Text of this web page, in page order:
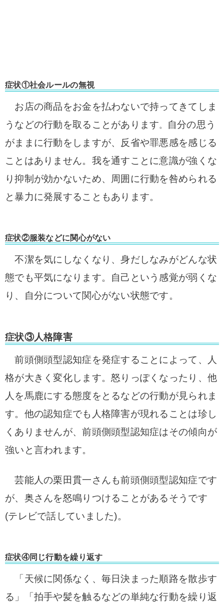
症状①社会ルールの無視
お店の商品をお金を払わないで持ってきてしま
うなどの行動を取ることがあります。
自分の思う
がままに行動をしますが、反省や罪悪感を感じる
ことはありません。我を通すことに意識が強くな
り抑制が効かないため、周囲に行動を咎められる
と暴力に発展することもあります。
症状②服装などに関心がない
不潔を気にしなくなり、身だしなみがどんな状
態でも平気になります。自己という感覚が弱くな
り、自分について関心がない状態です。
症状③人格障害
前頭側頭型認知症を発症することによって、人
格が大きく変化します。怒りっぽくなったり、他
人を馬鹿にする態度をとるなどの行動が見られま
す。他の認知症でも人格障害が現れることは珍し
くありませんが、前頭側頭型認知症はその傾向が
強いと言われます。
芸能人の栗田貫一さんも前頭側頭型認知症です
が、奥さんを怒鳴りつけることがあるそうです
(テレビで話していました)。
症状④同じ行動を繰り返す
「天候に関係なく、毎日決まった順路を散歩す
る」「拍手や髪を触るなどの単純な行動を繰り返